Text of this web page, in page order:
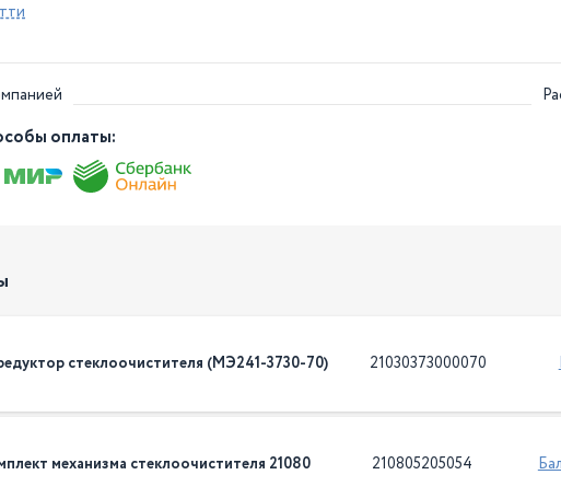
оплаты:
стеклоочистителя (МЭ241-3730-70) 21030373000070
механизма стеклоочистителя 21080 210805205054